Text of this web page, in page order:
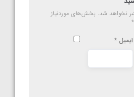
نخواهد شد. بخش‌های موردنیاز
*
ایمیل *